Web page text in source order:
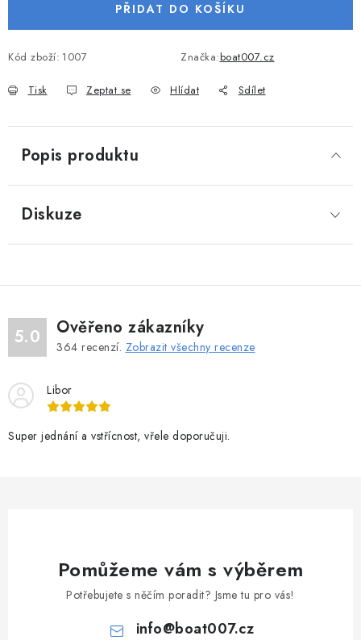
Doprava a platba Servis
Reklamace
PŘIDAT DO KOŠÍKU
Kód zboží: 1007 Značka:boat007.cz
Tisk Zeptat se Hlídat Sdílet
Popis produktu
Diskuze
5.0 Ověřeno zákazníky
364 recenzí. Zobrazit všechny recenze
Libor
Super jednání a vstřícnost, vřele doporučuji.
Pomůžeme vám s výběrem
Potřebujete s něčím poradit? Jsme tu pro vás!
info@boat007.cz